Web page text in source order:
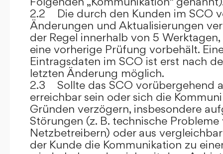
2.2 Die durch den Kunden im SCO
Änderungen und Aktualisierungen
der Regel innerhalb von 5
eine vorherige Prüfung vorbehält.
Eintragsdaten im SCO ist erst nach
letzten Änderung möglich.
2.3 Sollte das SCO vorübergehend
erreichbar sein oder sich die
Gründen verzögern, insbesondere
Störungen (z. B. technische
Netzbetreibern) oder aus
der Kunde die Kommunikation zu